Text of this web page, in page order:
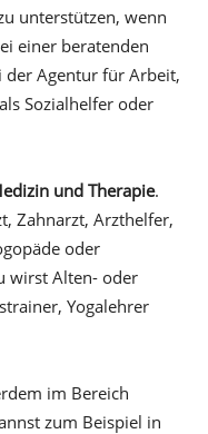
unterstützen, wenn
einer beratenden
der Agentur für Arbeit,
Sozialhelfer oder
und Therapie.
Zahnarzt, Arzthelfer,
oder
wirst Alten- oder
Yogalehrer
im Bereich
zum Beispiel in